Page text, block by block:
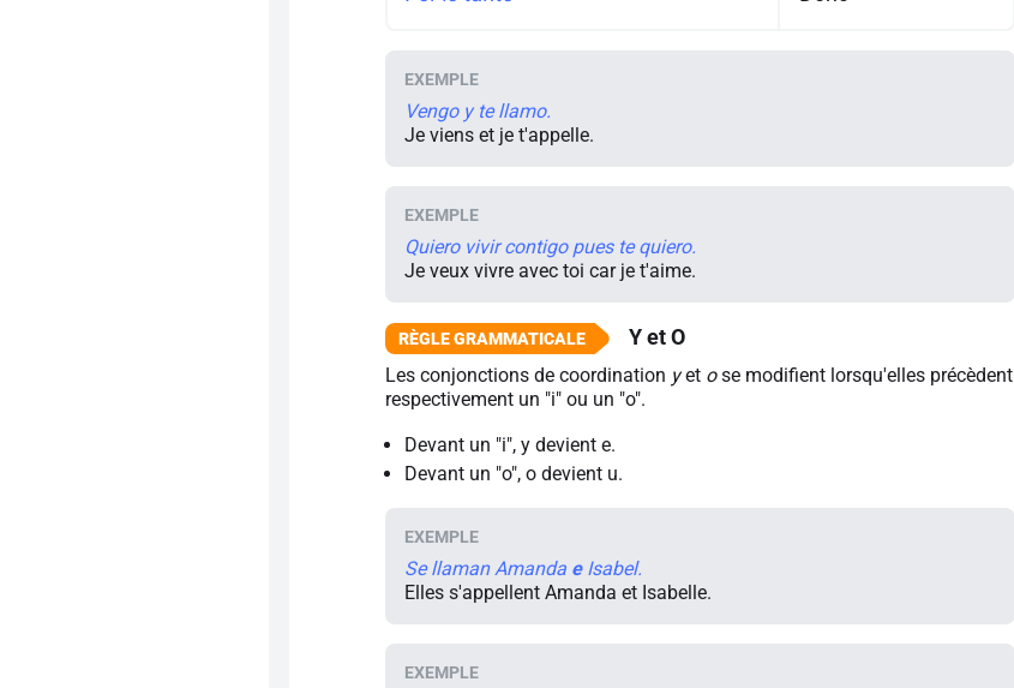
Vengo y te llamo.
Je viens et je t'appelle.
Quiero vivir contigo pues te quiero.
Je veux vivre avec toi car je t'aime.
Y et O
Les conjonctions de coordination yet ose modifient lorsqu'elles précèdent
respectivement un "i" ou un "o".
Devant un "i", y devient e.
Devant un "o", o devient u.
Se llaman Amanda eIsabel.
Elles s'appellent Amanda et Isabelle.